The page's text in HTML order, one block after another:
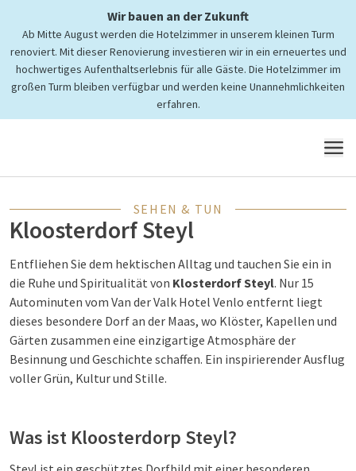
Wir bauen an der Zukunft
Ab Mitte August werden die Hotelzimmer in unserem kleinen Turm
renoviert. Mit dieser Renovierung investieren wir in ein erneuertes und
hochwertiges Aufenthaltserlebnis für alle Gäste. Die Hotelzimmer im
großen Turm bleiben verfügbar und werden keine Unannehmlichkeiten
erfahren.
MENÜ
Entdecken Sie die Umgebung
SEHEN & TUN
Kloosterdorf Steyl
Entfliehen Sie dem hektischen Alltag und tauchen Sie ein in
die Ruhe und Spiritualität von Klosterdorf Steyl. Nur 15
Autominuten vom Van der Valk Hotel Venlo entfernt liegt
dieses besondere Dorf an der Maas, wo Klöster, Kapellen und
Gärten zusammen eine einzigartige Atmosphäre der
Besinnung und Geschichte schaffen. Ein inspirierender Ausflug
voller Grün, Kultur und Stille.
Was ist Kloosterdorp Steyl?